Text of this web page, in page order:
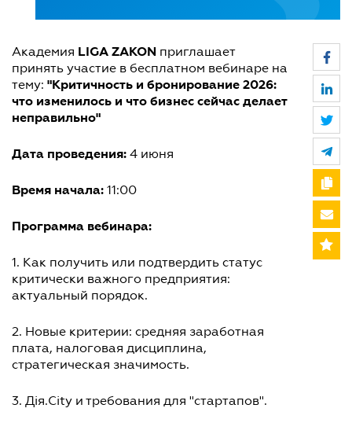
Академия LIGA ZAKON приглашает
принять участие в бесплатном вебинаре на
тему: "Критичность и бронирование 2026:
что изменилось и что бизнес сейчас делает
неправильно"
Дата проведения: 4 июня
Время начала: 11:00
Программа вебинара:
1. Как получить или подтвердить статус
критически важного предприятия:
актуальный порядок.
2. Новые критерии: средняя заработная
плата, налоговая дисциплина,
стратегическая значимость.
3. Дія.City и требования для "стартапов".